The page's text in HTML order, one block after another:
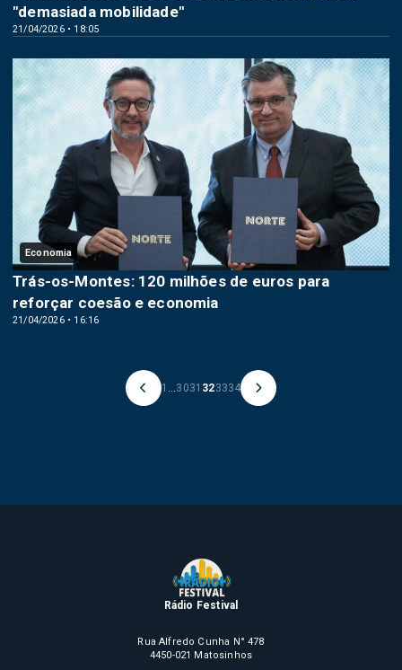
21/04/2026 • 18:05
"demasiada mobilidade"
Economia
21/04/2026 • 16:16
Trás-os-Montes: 120 milhões de euros para
reforçar coesão e economia
1 3031 323334
Rádio Festival
Rua Alfredo Cunha N° 478
4450-021 Matosinhos